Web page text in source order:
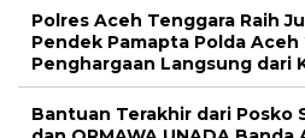
Polres Aceh Tenggara Raih
Pendek Pamapta Polda Aceh
Penghargaan Langsung dari
Bantuan Terakhir dari Posko